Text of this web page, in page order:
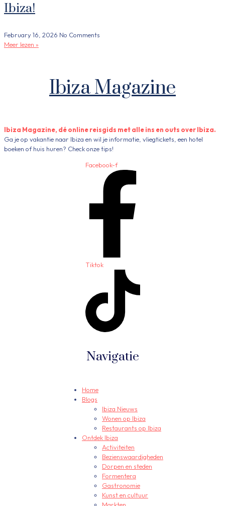
Ibiza!
February 16, 2026 No Comments
Meer lezen »
Ibiza Magazine
Ibiza Magazine, dé online reisgids met alle ins en outs over Ibiza.
Ga je op vakantie naar Ibiza en wil je informatie, vliegtickets, een hotel
boeken of huis huren? Check onze tips!
Facebook-f
Tiktok
Navigatie
Home
Blogs
Ibiza Nieuws
Wonen op Ibiza
Restaurants op Ibiza
Ontdek Ibiza
Activiteiten
Bezienswaardigheden
Dorpen en steden
Formentera
Gastronomie
Kunst en cultuur